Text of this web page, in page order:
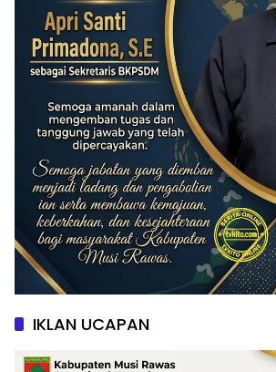
IKLAN UCAPAN